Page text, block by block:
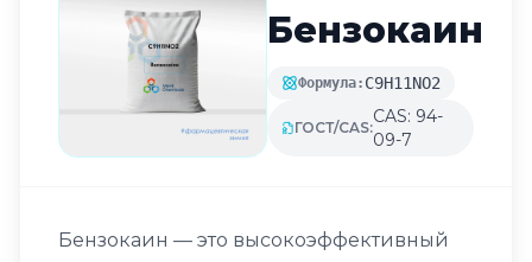
Бензокаин
Формула: C9H11NO2
ГОСТ/CAS:
CAS: 94-
09-7
Бензокаин — это высокоэффективный